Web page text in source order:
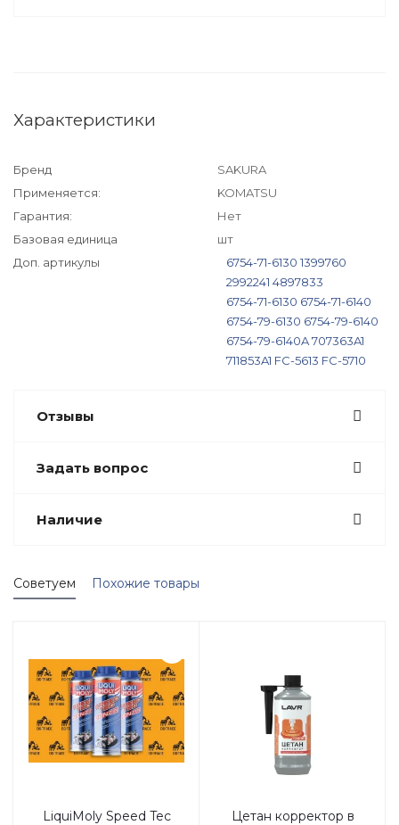
Характеристики
Бренд
SAKURA
Применяется:
KOMATSU
Гарантия:
Нет
Базовая единица
шт
Доп. артикулы
6754-71-6130 1399760
2992241 4897833
6754-71-6130 6754-71-6140
6754-79-6130 6754-79-6140
6754-79-6140A707363A1
711853A1 FC-5613 FC-5710
Отзывы
Задать вопрос
Наличие
Советуем Похожие товары
LiquiMoly Speed Tec
Цетан корректор в